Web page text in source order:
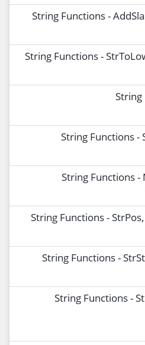
String Functions -
String Functions -
String Functions -
String Functions
String Functions -
String Functions -
String Functions -